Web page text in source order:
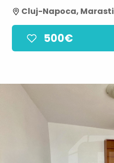
Cluj-Napoca, Marasti
500€